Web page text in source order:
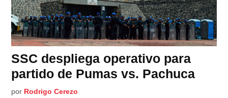
SSC despliega operativo para
partido de Pumas vs. Pachuca
por Rodrigo Cerezo